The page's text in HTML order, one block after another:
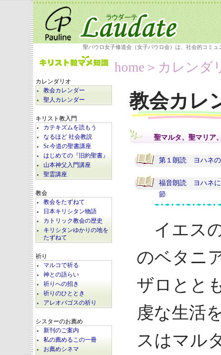
聖パウロ女子修道会（女子パウロ会）は、社会的コミ
カレンダリオ
教会カレンダー
聖人カレンダー
キリスト教入門
カテキズムを読もう
なるほど 社会教説
Sr.今道の聖書講座
はじめての『旧約聖書』
山本神父入門講座
聖霊講座
教会
教会をたずねて
日本キリシタン物語
カトリック教会の歴史
キリシタンゆかりの地を
たずねて
祈り
マルコで祈る
神との語らい
祈りへの招き
祈りのひととき
アレオパゴスの祈り
シスターのお薦め
新刊のご案内
私の薦めるこの一冊
お薦めシネマ
home ＞カレンダ
教会カレ
聖マルタ、聖マリア
第１朗読 ヨハネ
福音朗読 ヨハネに
節
イエス
のベタニ
ザロとと
虔な生活
スはマル